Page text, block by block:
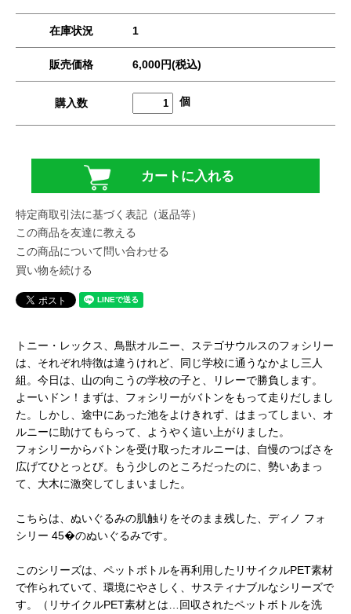
在庫状況 1
販売価格 6,000円(税込)
購入数 個
特定商取引法に基づく表記（返品等）
この商品を友達に教える
この商品について問い合わせる
買い物を続ける
トニー・レックス、鳥獣オルニー、ステゴサウルスのフォシリー
は、それぞれ特徴は違うけれど、同じ学校に通うなかよし三人
組。今日は、山の向こうの学校の子と、リレーで勝負します。
よーいドン！まずは、フォシリーがバトンをもって走りだしまし
た。しかし、途中にあった池をよけきれず、はまってしまい、オ
ルニーに助けてもらって、ようやく這い上がりました。
フォシリーからバトンを受け取ったオルニーは、自慢のつばさを
広げてひとっとび。もう少しのところだったのに、勢いあまっ
て、大木に激突してしまいました。
こちらは、ぬいぐるみの肌触りをそのまま残した、ディノ フォ
シリー 45�のぬいぐるみです。
このシリーズは、ペットボトルを再利用したリサイクルPET素材
で作られていて、環境にやさしく、サスティナブルなシリーズで
す。（リサイクルPET素材とは…回収されたペットボトルを洗